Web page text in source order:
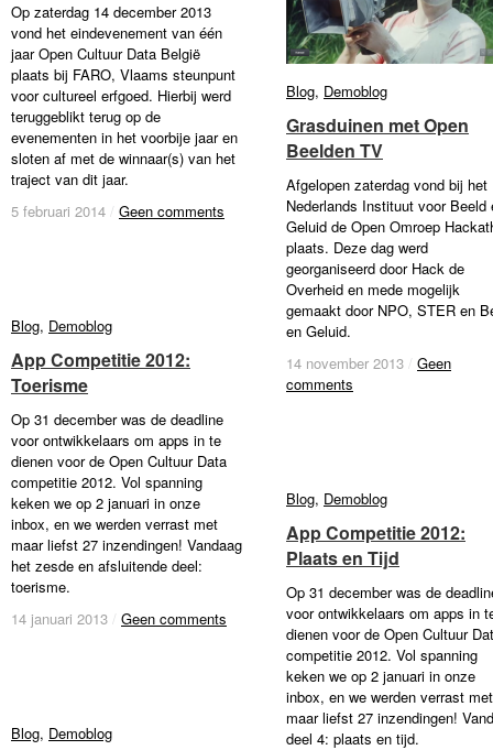
Op zaterdag 14 december 2013
vond het eindevenement van één
jaar Open Cultuur Data België
plaats bij FARO, Vlaams steunpunt
voor cultureel erfgoed. Hierbij werd
teruggeblikt terug op de
evenementen in het voorbije jaar en
sloten af met de winnaar(s) van het
traject van dit jaar.
5 februari 2014 / Geen comments
5 februari 2014 / Geen comments
Blog, Demoblog
Grasduinen met Open
Beelden TV
Afgelopen zaterdag vond bij het
Nederlands Instituut voor Beeld
Geluid de Open Omroep
plaats. Deze dag werd
georganiseerd door Hack de
Overheid en mede mogelijk
gemaakt door NPO, STER en
en Geluid.
14 november 2013 / Geen
comments
Blog Demoblog
Grasduinen met Open
Beelden TV
14 november 2013 / Geen
comments
Blog, Demoblog
App Competitie 2012:
Toerisme
Op 31 december was de deadline
voor ontwikkelaars om apps in te
dienen voor de Open Cultuur Data
competitie 2012. Vol spanning
keken we op 2 januari in onze
inbox, en we werden verrast met
maar liefst 27 inzendingen! Vandaag
het zesde en afsluitende deel:
toerisme.
14 januari 2013 / Geen comments
Blog Demoblog
App Competitie 2012:
Toerisme
14 januari 2013 / Geen comments
Blog, Demoblog
App Competitie 2012:
Plaats en Tijd
Op 31 december was de
voor ontwikkelaars om apps in
dienen voor de Open Cultuur
competitie 2012. Vol spanning
keken we op 2 januari in onze
inbox, en we werden verrast met
maar liefst 27 inzendingen!
deel 4: plaats en tijd.
Blog Demoblog
App Competitie 2012:
Plaats en Tijd
Blog, Demoblog
Blog Demoblog